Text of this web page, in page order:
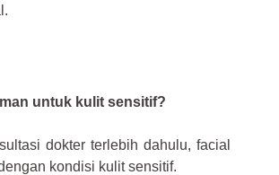
untuk kulit sensitif?
dokter terlebih dahulu, facial
kondisi kulit sensitif.